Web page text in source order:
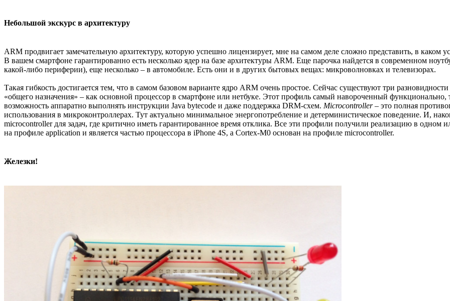
Небольшой экскурс в архитектуру
ARM продвигает замечательную архитектуру, которую успешно лицензирует, мне на самом деле сложно представить, в каком
В вашем смартфоне гарантированно есть несколько ядер на базе архитектуры ARM. Еще парочка найдется в современном
какой-либо периферии), еще несколько – в автомобиле. Есть они и в других бытовых вещах: микроволновках и телевизорах.
Такая гибкость достигается тем, что в самом базовом варианте ядро ARM очень простое. Сейчас существуют три
«общего назначения» – как основной процессор в смартфоне или нетбуке. Этот профиль самый навороченный
возможность аппаратно выполнять инструкции Java bytecode и даже поддержка DRM-схем. Microcontroller– это полная
использования в микроконтроллерах. Тут актуально минимальное энергопотребление и детерминистическое поведение. И,
microcontroller для задач, где критично иметь гарантированное время отклика. Все эти профили получили реализацию в одном
на профиле application и является частью процессора в iPhone 4S, а Cortex-M0 основан на профиле microcontroller.
Железки!